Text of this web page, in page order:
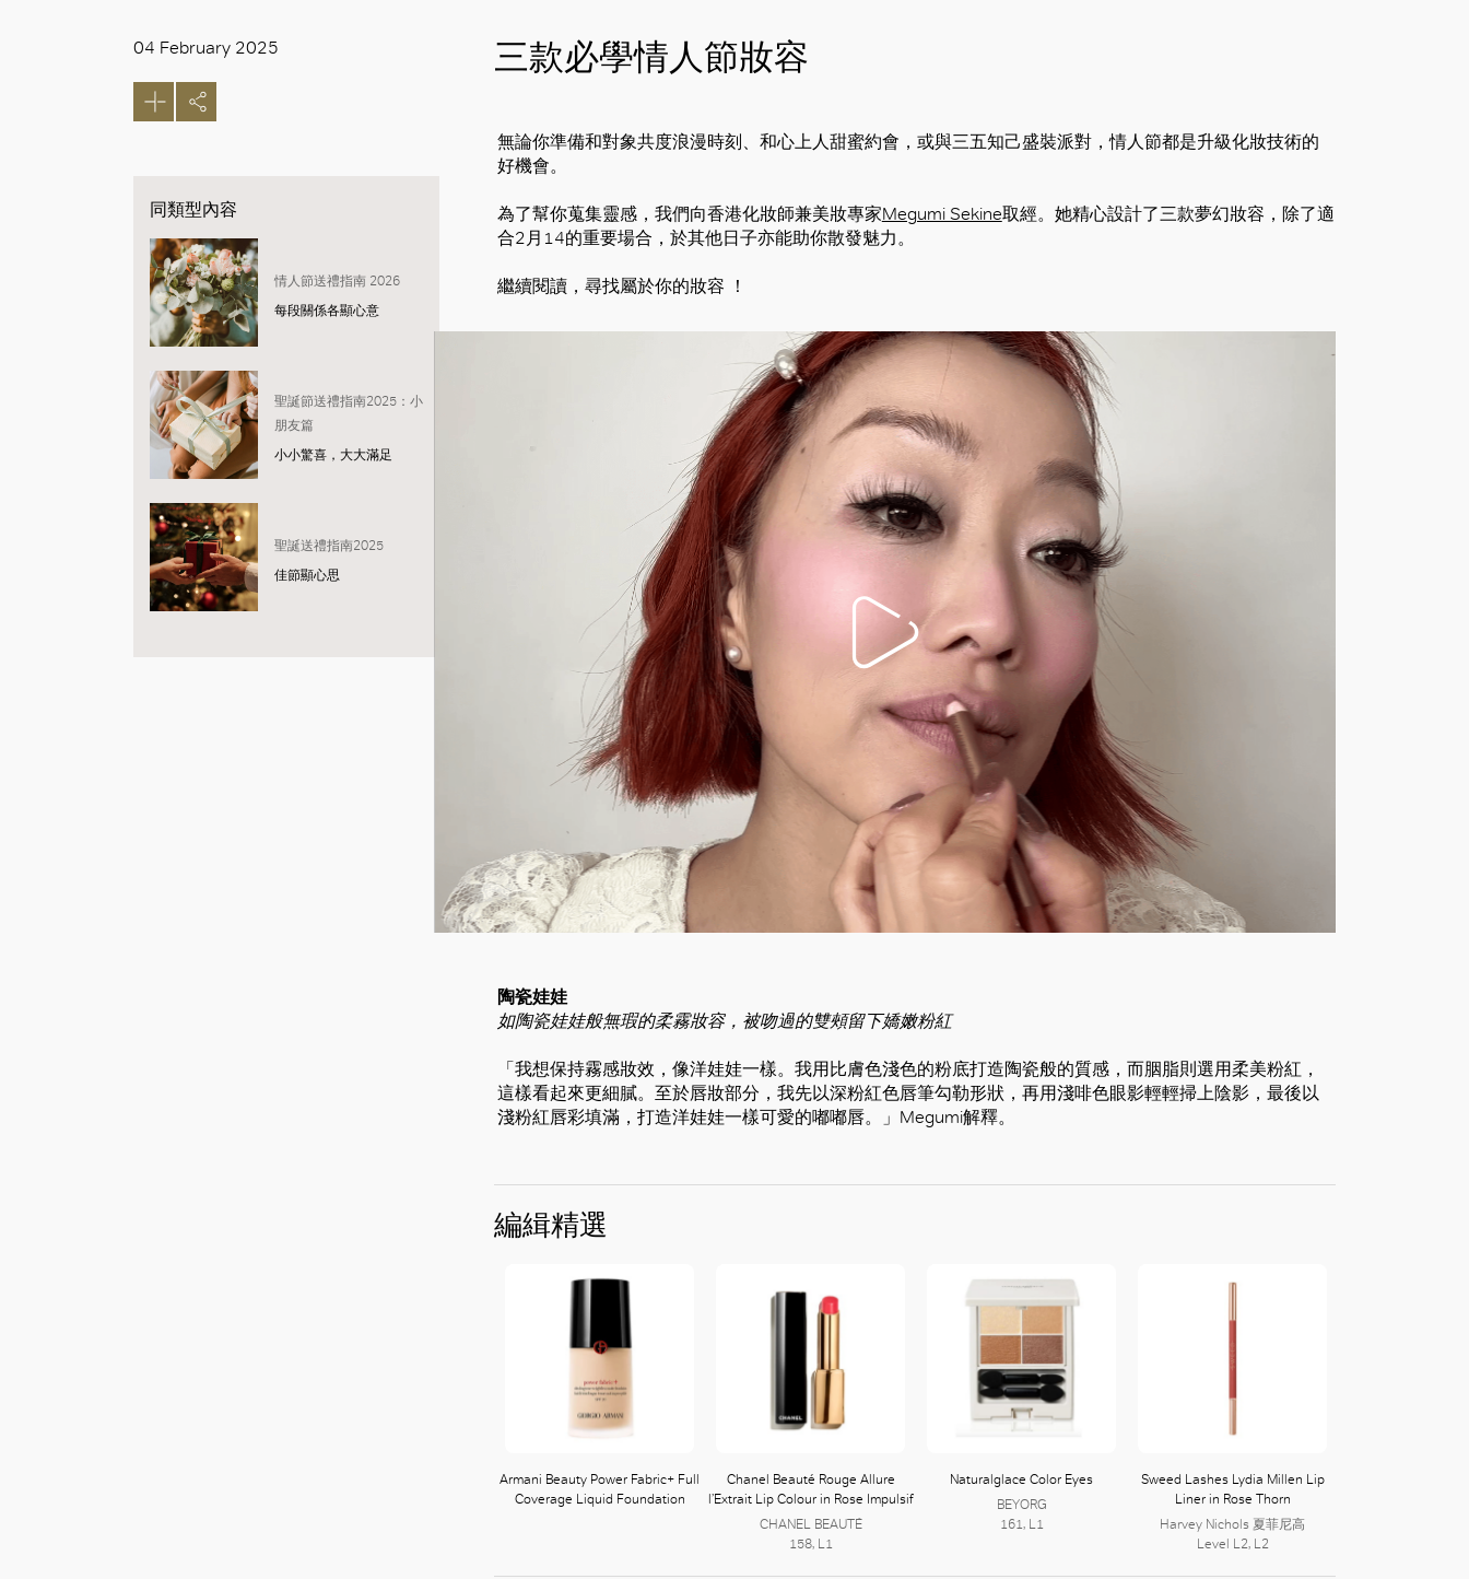
04 February 2025
同類型內容
情人節送禮指南 2026
每段關係各顯心意
聖誕節送禮指南2025：小
朋友篇
小小驚喜，大大滿足
聖誕送禮指南2025
佳節顯心思
三款必學情人節妝容
無論你準備和對象共度浪漫時刻、和心上人甜蜜約會，或與三五知己盛裝派對，情人節都是升級化妝技術的
好機會。
為了幫你蒐集靈感，我們向香港化妝師兼美妝專家Megumi Sekine取經。她精心設計了三款夢幻妝容，除了適
合2月14的重要場合，於其他日子亦能助你散發魅力。
繼續閱讀，尋找屬於你的妝容 ！
陶瓷娃娃
如陶瓷娃娃般無瑕的柔霧妝容，被吻過的雙頰留下嬌嫩粉紅
「我想保持霧感妝效，像洋娃娃一樣。我用比膚色淺色的粉底打造陶瓷般的質感，而胭脂則選用柔美粉紅，
這樣看起來更細膩。至於唇妝部分，我先以深粉紅色唇筆勾勒形狀，再用淺啡色眼影輕輕掃上陰影，最後以
淺粉紅唇彩填滿，打造洋娃娃一樣可愛的嘟嘟唇。」Megumi解釋。
編緝精選
Armani Beauty Power Fabric+ Full
Coverage Liquid Foundation
Chanel Beauté Rouge Allure
l’Extrait Lip Colour in Rose Impulsif
CHANEL BEAUTÉ
158, L1
Naturalglace Color Eyes
BEYORG
161, L1
Sweed Lashes Lydia Millen Lip
Liner in Rose Thorn
Harvey Nichols 夏菲尼高
Level L2, L2